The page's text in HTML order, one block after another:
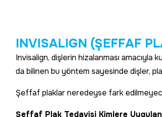
INVISALIGN (ŞEFFAF PL
Invisalign, dişlerin hizalanması
da bilinen bu yöntem sayesinde dişler,
Şeffaf plaklar neredeyse fark
Şeffaf Plak Tedavisi Kimlere